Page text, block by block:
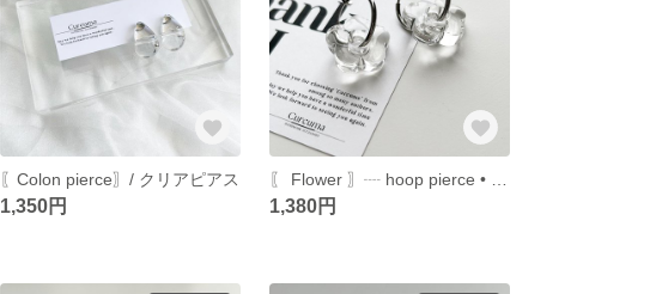
〖Colon pierce〗/ クリアピアス
1,350円 1,380円